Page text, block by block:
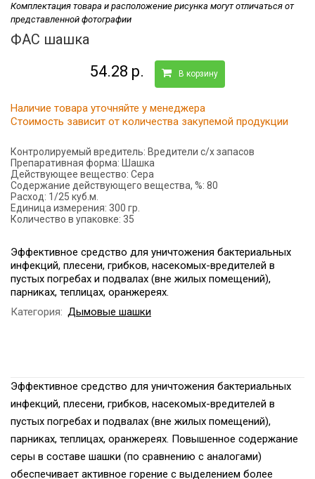
Комплектация товара и расположение рисунка могут отличаться от
представленной фотографии
ФАС шашка
54.28 р. В корзину
Наличие товара уточняйте у менеджера
Стоимость зависит от количества закупемой продукции
Контролируемый вредитель: Вредители с/х запасов
Препаративная форма: Шашка
Действующее вещество: Сера
Содержание действующего вещества, %: 80
Расход: 1/25 куб.м.
Единица измерения: 300 гр.
Количество в упаковке: 35
Эффективное средство для уничтожения бактериальных
инфекций, плесени, грибков, насекомых-вредителей в
пустых погребах и подвалах (вне жилых помещений),
парниках, теплицах, оранжереях.
Категория: Дымовые шашки
Эффективное средство для уничтожения бактериальных
инфекций, плесени, грибков, насекомых-вредителей в
пустых погребах и подвалах (вне жилых помещений),
парниках, теплицах, оранжереях. Повышенное содержание
серы в составе шашки (по сравнению с аналогами)
обеспечивает активное горение с выделением более